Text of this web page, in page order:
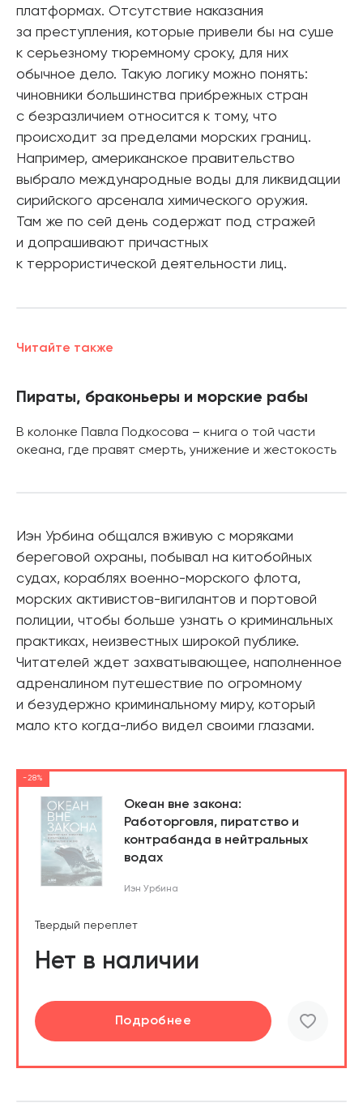
платформах. Отсутствие наказания
за преступления, которые привели бы на суше
к серьезному тюремному сроку, для них
обычное дело. Такую логику можно понять:
чиновники большинства прибрежных стран
с безразличием относится к тому, что
происходит за пределами морских границ.
Например, американское правительство
выбрало международные воды для ликвидации
сирийского арсенала химического оружия.
Там же по сей день содержат под стражей
и допрашивают причастных
к террористической деятельности лиц.
Читайте также
Пираты, браконьеры и морские рабы
В колонке Павла Подкосова – книга о той части
океана, где правят смерть, унижение и жестокость
Иэн Урбина общался вживую с моряками
береговой охраны, побывал на китобойных
судах, кораблях военно-морского флота,
морских активистов-вигилантов и портовой
полиции, чтобы больше узнать о криминальных
практиках, неизвестных широкой публике.
Читателей ждет захватывающее, наполненное
адреналином путешествие по огромному
и безудержно криминальному миру, который
мало кто когда-либо видел своими глазами.
-28%
Океан вне закона:
Работорговля, пиратство и
контрабанда в нейтральных
водах
Иэн Урбина
Твердый переплет
Нет в наличии
Подробнее